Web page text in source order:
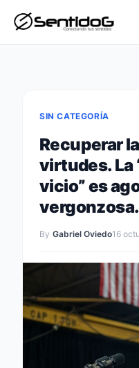
SIN CATEGORÍA
Recuperar
virtudes. La
vicio” es
vergonzosa.
By Gabriel Oviedo16